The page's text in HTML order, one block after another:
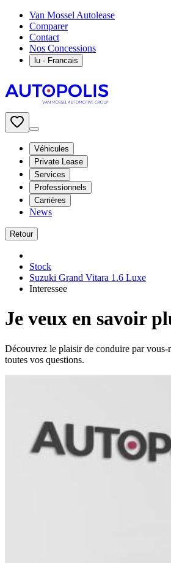
Van Mossel Autolease
Comparer
Contact
Nos Concessions
lu - Francais
Véhicules
Private Lease
Services
Professionnels
Carrières
News
Retour
Stock
Suzuki Grand Vitara 1.6 Luxe
Interessee
Je veux en savoir
Découvrez le plaisir de conduire par vous-
toutes vos questions.